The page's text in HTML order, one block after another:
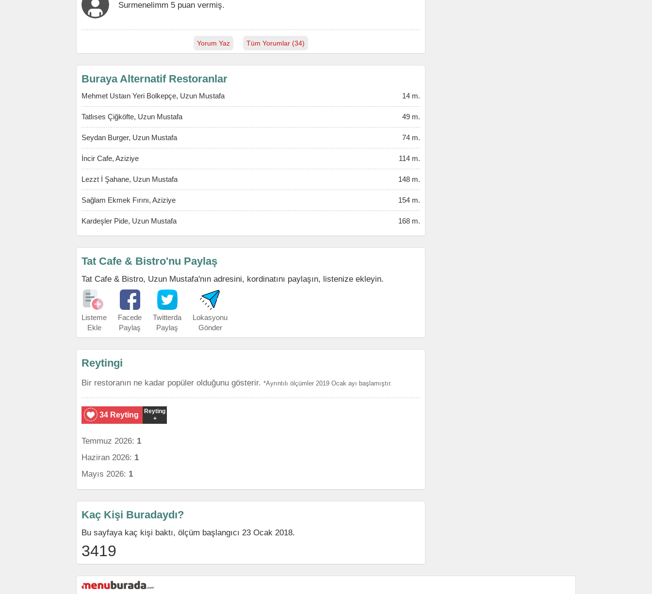
Surmenelimm 5 puan vermiş.
Yorum Yaz Tüm Yorumlar (34)
Buraya Alternatif Restoranlar
Mehmet Ustaın Yeri Bolkepçe, Uzun Mustafa 14 m.
Tatlıses Çiğköfte, Uzun Mustafa 49 m.
Seydan Burger, Uzun Mustafa 74 m.
İncir Cafe, Aziziye 114 m.
Lezzt İ Şahane, Uzun Mustafa 148 m.
Sağlam Ekmek Fırını, Aziziye 154 m.
Kardeşler Pide, Uzun Mustafa 168 m.
Tat Cafe & Bistro'nu Paylaş
Tat Cafe & Bistro, Uzun Mustafa'nın adresini, kordinatını paylaşın, listenize ekleyin.
Listeme
Ekle
Facede
Paylaş
Twitterda
Paylaş
Lokasyonu
Gönder
Reytingi
Bir restoranın ne kadar popüler olduğunu gösterir. *Ayrıntılı ölçümler 2019 Ocak ayı başlamıştır.
34 Reyting
Reyting
+
Temmuz 2026: 1
Haziran 2026: 1
Mayıs 2026: 1
Kaç Kişi Buradaydı?
Bu sayfaya kaç kişi baktı, ölçüm başlangıcı 23 Ocak 2018.
3419